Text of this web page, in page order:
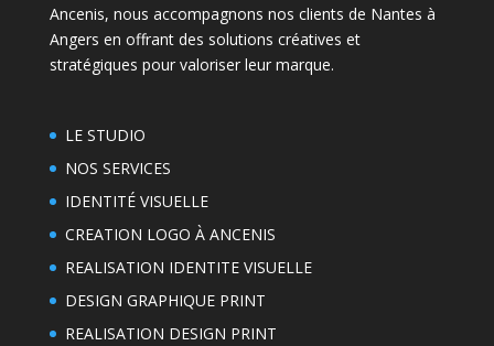
Ancenis, nous accompagnons nos clients de Nantes à
Angers en offrant des solutions créatives et
stratégiques pour valoriser leur marque.
LE STUDIO
NOS SERVICES
IDENTITÉ VISUELLE
CREATION LOGO À ANCENIS
REALISATION IDENTITE VISUELLE
DESIGN GRAPHIQUE PRINT
REALISATION DESIGN PRINT